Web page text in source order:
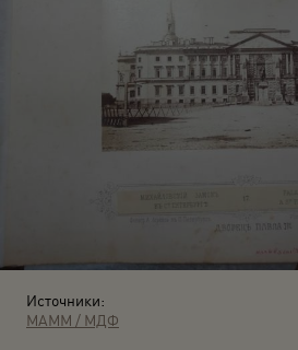
Источники:
МАММ / МДФ